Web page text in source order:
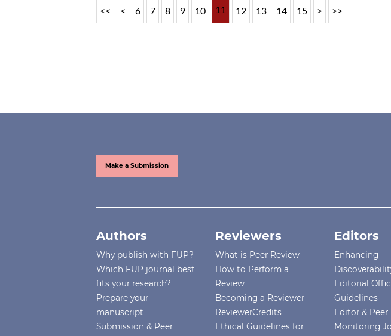
<< < 6 7 8 9 10 11 12 13 14 15 > >>
Make a Submission
Authors
Why publish with FUP?
Which FUP journal best
fits your research?
Prepare your
manuscript
Submission & Peer
Reviewers
What is Peer Review
How to Perform a
Review
Becoming a Reviewer
ReviewerCredits
Ethical Guidelines for
Editors
Enhancing
Editorial
Guidelines
Editor & Peer
Monitoring